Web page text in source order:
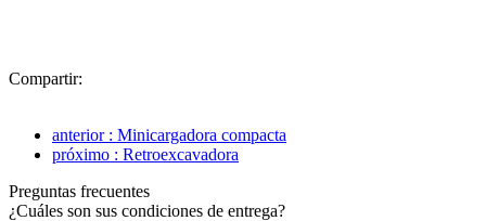
Compartir:
anterior : Minicargadora compacta
próximo : Retroexcavadora
Preguntas frecuentes
¿Cuáles son sus condiciones de entrega?